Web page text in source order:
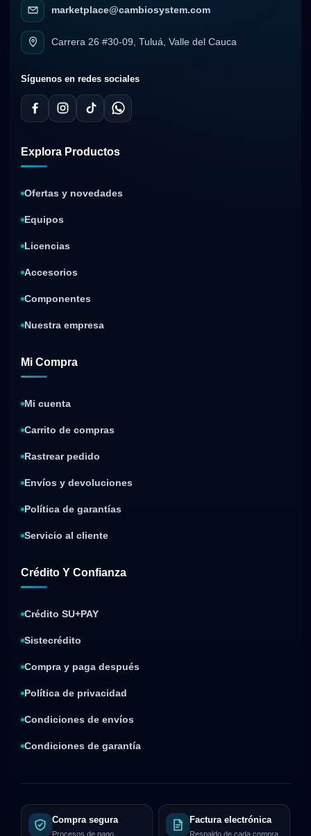
marketplace@cambiosystem.com
Carrera 26 #30-09, Tuluá, Valle del Cauca
Síguenos en redes sociales
Explora Productos
Ofertas y novedades
Equipos
Licencias
Accesorios
Componentes
Nuestra empresa
Mi Compra
Mi cuenta
Carrito de compras
Rastrear pedido
Envíos y devoluciones
Política de garantías
Servicio al cliente
Crédito Y Confianza
Crédito SU+PAY
Sistecrédito
Compra y paga después
Política de privacidad
Condiciones de envíos
Condiciones de garantía
Compra segura
Procesos de pago
Factura electrónica
Respaldo de cada compra